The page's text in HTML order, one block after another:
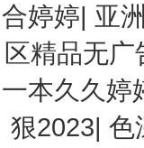
合婷婷| 亚
区精品无广
一本久久婷
狠2023| 色